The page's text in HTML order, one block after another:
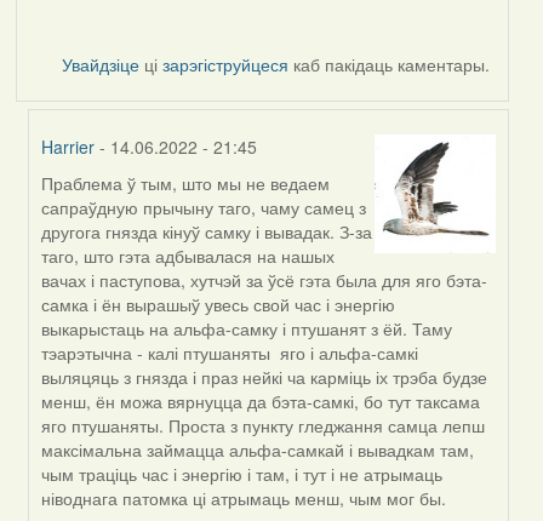
Увайдзіце цізарэгіструйцеся каб пакідаць каментары.
Harrier - 14.06.2022 - 21:45
In
reply
to
by
09Алена
Праблема ў тым, што мы не ведаем
сапраўдную прычыну таго, чаму самец з
другога гнязда кінуў самку і вывадак. З-за
таго, што гэта адбывалася на нашых
вачах і паступова, хутчэй за ўсё гэта была для яго бэта-
самка і ён вырашыў увесь свой час і энергію
выкарыстаць на альфа-самку і птушанят з ёй. Таму
тэарэтычна - калі птушаняты яго і альфа-самкі
выляцяць з гнязда і праз нейкі ча карміць іх трэба будзе
менш, ён можа вярнуцца да бэта-самкі, бо тут таксама
яго птушаняты. Проста з пункту гледжання самца лепш
максімальна займацца альфа-самкай і вывадкам там,
чым траціць час і энергію і там, і тут і не атрымаць
ніводнага патомка ці атрымаць менш, чым мог бы.